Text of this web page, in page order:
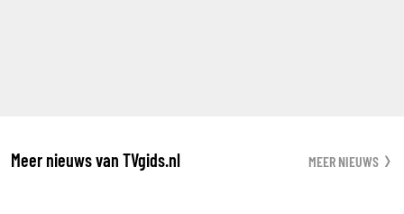
Meer nieuws van TVgids.nl MEER NIEUWS